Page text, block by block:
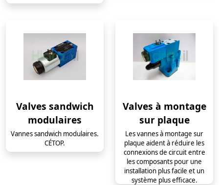
Valves sandwich
modulaires
Vannes sandwich modulaires.
CÉTOP.
Valves à montage
sur plaque
Les vannes à montage sur
plaque aident à réduire les
connexions de circuit entre
les composants pour une
installation plus facile et un
système plus efficace.